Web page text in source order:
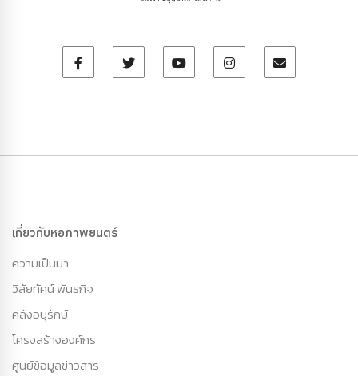
เกี่ยวกับหอภาพยนตร์
ความเป็นมา
วิสัยทัศน์ พันธกิจ
คลังอนุรักษ์
โครงสร้างองค์กร
ศูนย์ข้อมูลข่าวสาร